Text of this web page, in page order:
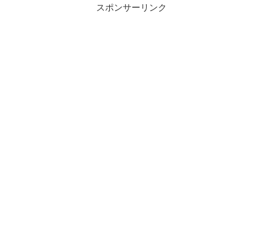
スポンサーリンク